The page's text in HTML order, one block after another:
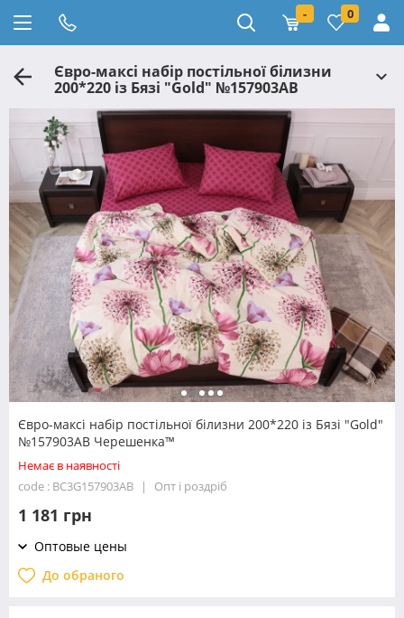
- 0
Євро-максі набір постільної білизни
200*220 із Бязі "Gold" №157903AB
Черешенка™
Євро-максі набір постільної білизни 200*220 із Бязі "Gold"
№157903AB Черешенка™
Немає в наявності
code : BC3G157903AB
Опт і роздріб
1 181 грн
Оптовые цены
До обраного